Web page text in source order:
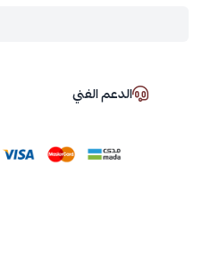
الدعم الفني